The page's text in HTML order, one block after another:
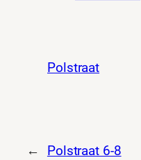
Polstraat
← Polstraat 6-8